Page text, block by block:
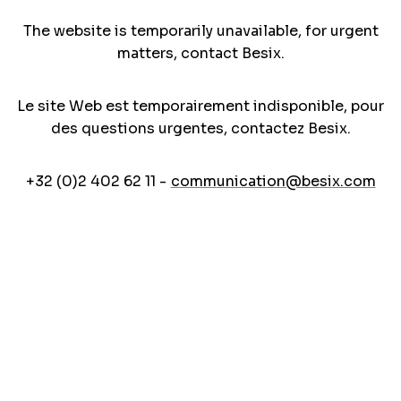
The website is temporarily unavailable, for urgent
matters, contact Besix.
Le site Web est temporairement indisponible, pour
des questions urgentes, contactez Besix.
+32 (0)2 402 62 11 - communication@besix.com